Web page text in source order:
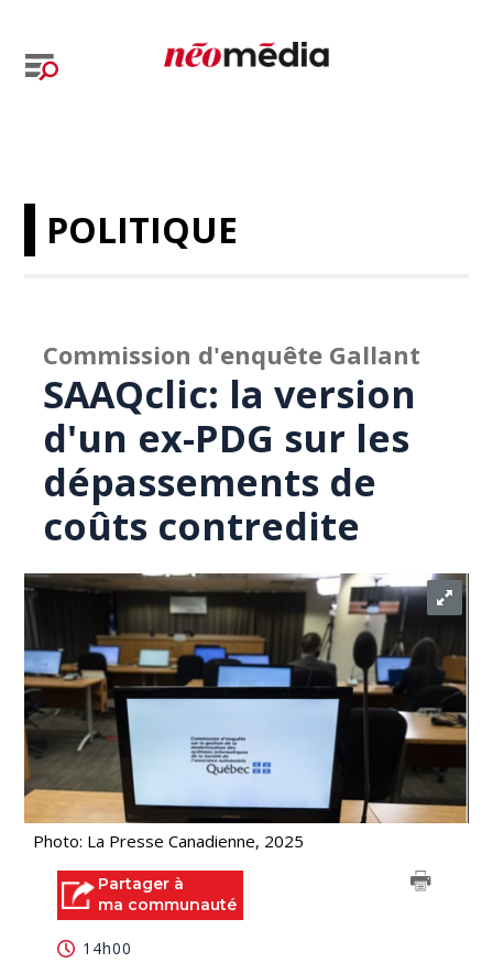
POLITIQUE
Commission d'enquête Gallant
SAAQclic: la version
d'un ex-PDG sur les
dépassements de
coûts contredite
Photo: La Presse Canadienne, 2025
Partager à
ma communauté
14h00